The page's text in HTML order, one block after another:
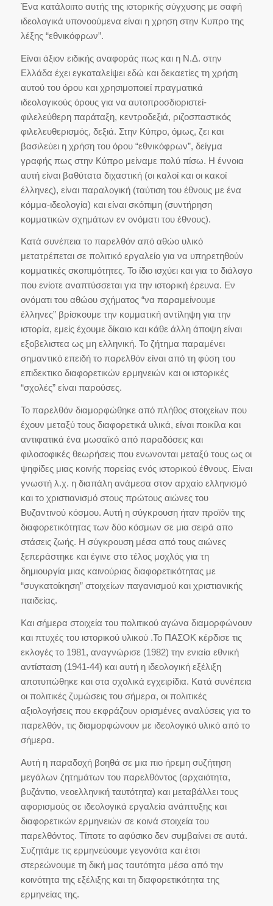
Ένα κατάλοιπο αυτής της ιστορικής σύγχυσης με σαφή
ιδεολογικά υπονοούμενα είναι η χρηση στην Κυπρο της
λέξης “εθνικόφρων”.
Είναι άξιον ειδικής αναφοράς πως και η Ν.Δ. στην
Ελλάδα έχει εγκαταλείψει εδώ και δεκαετίες τη χρήση
αυτού του όρου και χρησιμοποιεί πραγματικά
ιδεολογικούς όρους για να αυτοπροσδιοριστεί-
φιλελεύθερη παράταξη, κεντροδεξιά, ριζοσπαστικός
φιλελευθερισμός, δεξιά. Στην Κύπρο, όμως, ζει και
βασιλεύει η χρήση του όρου “εθνικόφρων”, δείγμα
γραφής πως στην Κύπρο μείναμε πολύ πίσω. Η έννοια
αυτή είναι βαθύτατα διχαστική (οι καλοί και οι κακοί
έλληνες), είναι παραλογική (ταύτιση του έθνους με ένα
κόμμα-ιδεολογία) και είναι σκόπιμη (συντήρηση
κομματικών σχημάτων εν ονόματι του έθνους).
Κατά συνέπεια το παρελθόν από αθώο υλικό
μετατρέπεται σε πολιτικό εργαλείο για να υπηρετηθούν
κομματικές σκοπιμότητες. Το ίδιο ισχύει και για το διάλογο
που ενίοτε αναπτύσσεται για την ιστορική έρευνα. Εν
ονόματι του αθώου σχήματος “να παραμείνουμε
έλληνες” βρίσκουμε την κομματική αντίληψη για την
ιστορία, εμείς έχουμε δίκαιο και κάθε άλλη άποψη είναι
εξοβελιστεα ως μη ελληνική. Το ζήτημα παραμένει
σημαντικό επειδή το παρελθόν είναι από τη φύση του
επιδεκτικο διαφορετικών ερμηνειών και οι ιστορικές
“σχολές” είναι παρούσες.
Το παρελθόν διαμορφώθηκε από πλήθος στοιχείων που
έχουν μεταξύ τους διαφορετικά υλικά, είναι ποικίλα και
αντιφατικά ένα μωσαϊκό από παραδόσεις και
φιλοσοφικές θεωρήσεις που ενωνονται μεταξύ τους ως οι
ψηφίδες μιας κοινής πορείας ενός ιστορικού έθνους. Είναι
γνωστή λ.χ. η διαπάλη ανάμεσα στον αρχαίο ελληνισμό
και το χριστιανισμό στους πρώτους αιώνες του
Βυζαντινού κόσμου. Αυτή η σύγκρουση ήταν προϊόν της
διαφορετικότητας των δύο κόσμων σε μια σειρά απο
στάσεις ζωής. Η σύγκρουση μέσα από τους αιώνες
ξεπεράστηκε και έγινε στο τέλος μοχλός για τη
δημιουργία μιας καινούριας διαφορετικότητας με
“συγκατοίκηση” στοιχείων παγανισμού και χριστιανικής
παιδείας.
Και σήμερα στοιχεία του πολιτικού αγώνα διαμορφώνουν
και πτυχές του ιστορικού υλικού .Το ΠΑΣΟΚ κέρδισε τις
εκλογές το 1981, αναγνώρισε (1982) την ενιαία εθνική
αντίσταση (1941-44) και αυτή η ιδεολογική εξέλιξη
αποτυπώθηκε και στα σχολικά εγχειρίδια. Κατά συνέπεια
οι πολιτικές ζυμώσεις του σήμερα, οι πολιτικές
αξιολογήσεις που εκφράζουν ορισμένες αναλύσεις για το
παρελθόν, τις διαμορφώνουν με ιδεολογικό υλικό από το
σήμερα.
Αυτή η παραδοχή βοηθά σε μια πιο ήρεμη συζήτηση
μεγάλων ζητημάτων του παρελθόντος (αρχαιότητα,
βυζάντιο, νεοελληνική ταυτότητα) και μεταβάλλει τους
αφορισμούς σε ιδεολογικά εργαλεία ανάπτυξης και
διαφορετικών ερμηνειών σε κοινά στοιχεία του
παρελθόντος. Τίποτε το αφύσικο δεν συμβαίνει σε αυτά.
Συζητάμε τις ερμηνεύουμε γεγονότα και έτσι
στερεώνουμε τη δική μας ταυτότητα μέσα από την
κοινότητα της εξέλιξης και τη διαφορετικότητα της
ερμηνείας της.